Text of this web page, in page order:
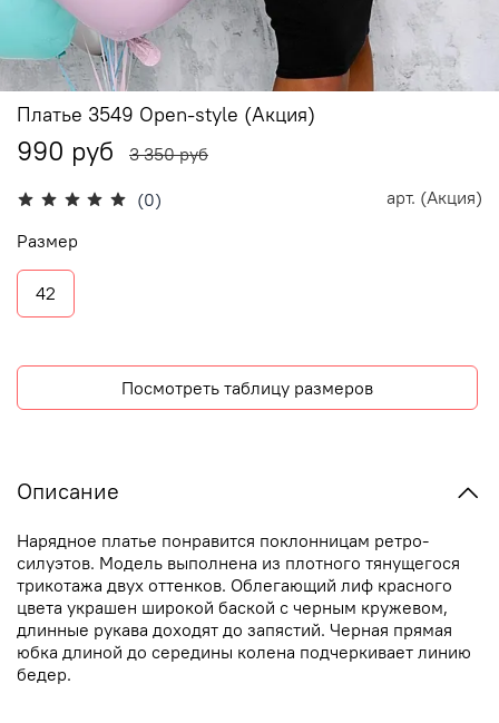
(0) арт. (Акция)
Платье 3549 Open-style (Акция)
990 руб 3 350 руб
Размер
42
Посмотреть таблицу размеров
Описание
Нарядное платье понравится поклонницам ретро-
силуэтов. Модель выполнена из плотного тянущегося
трикотажа двух оттенков. Облегающий лиф красного
цвета украшен широкой баской с черным кружевом,
длинные рукава доходят до запястий. Черная прямая
юбка длиной до середины колена подчеркивает линию
бедер.